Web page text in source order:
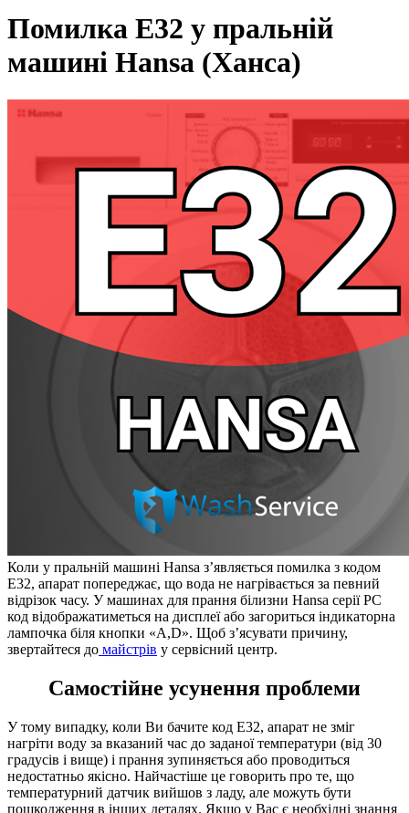
Помилка Е32 у пральній
машині Hansa (Ханса)
Коли у пральній машині Hansa з’являється помилка з кодом
Е32, апарат попереджає, що вода не нагрівається за певний
відрізок часу. У машинах для прання білизни Hansa серії PC
код відображатиметься на дисплеї або загориться індикаторна
лампочка біля кнопки «A,D». Щоб з’ясувати причину,
звертайтеся до майстрів у сервісний центр.
Самостійне усунення проблеми
У тому випадку, коли Ви бачите код Е32, апарат не зміг
нагріти воду за вказаний час до заданої температури (від 30
градусів і вище) і прання зупиняється або проводиться
недостатньо якісно. Найчастіше це говорить про те, що
температурний датчик вийшов з ладу, але можуть бути
пошкодження в інших деталях. Якщо у Вас є необхідні знання